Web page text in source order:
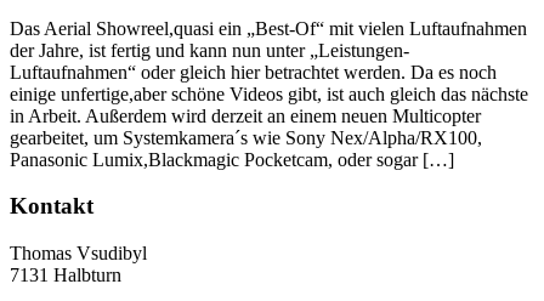
Das Aerial Showreel,quasi ein „Best-Of“ mit vielen Luftaufnahmen
der Jahre, ist fertig und kann nun unter „Leistungen-
Luftaufnahmen“ oder gleich hier betrachtet werden. Da es noch
einige unfertige,aber schöne Videos gibt, ist auch gleich das nächste
in Arbeit. Außerdem wird derzeit an einem neuen Multicopter
gearbeitet, um Systemkamera´s wie Sony Nex/Alpha/RX100,
Panasonic Lumix,Blackmagic Pocketcam, oder sogar […]
Kontakt
Thomas Vsudibyl
7131 Halbturn